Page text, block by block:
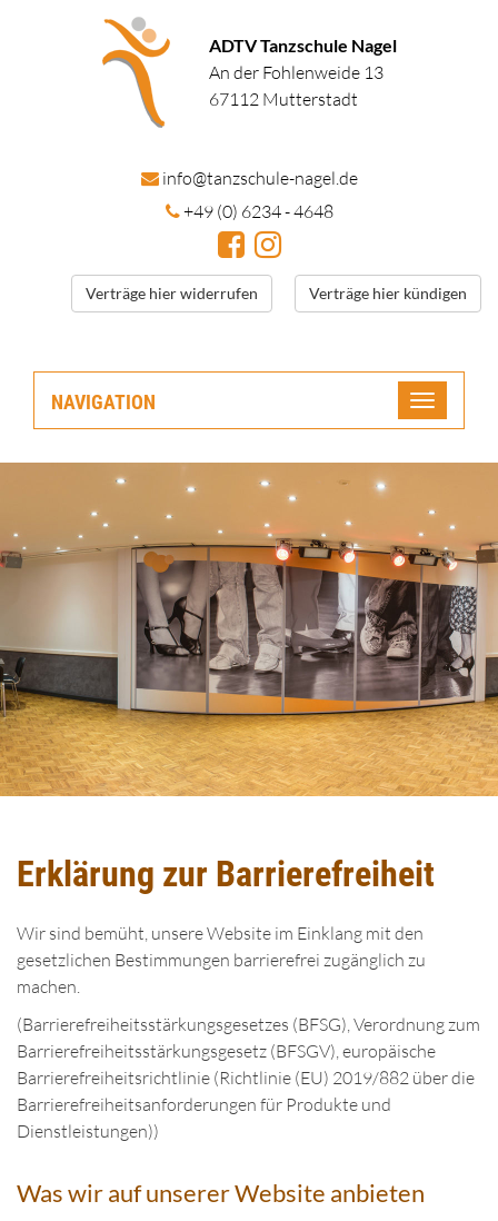
ADTV Tanzschule Nagel
An der Fohlenweide 13
67112 Mutterstadt
info@tanzschule-nagel.de
+49 (0) 6234 - 4648
Verträge hier widerrufen Verträge hier kündigen
NAVIGATION
Toggle
Erklärung zur Barrierefreiheit
Wir sind bemüht, unsere Website im Einklang mit den
gesetzlichen Bestimmungen barrierefrei zugänglich zu
machen.
(Barrierefreiheitsstärkungsgesetzes (BFSG), Verordnung zum
Barrierefreiheitsstärkungsgesetz (BFSGV), europäische
Barrierefreiheitsrichtlinie (Richtlinie (EU) 2019/882 über die
Barrierefreiheitsanforderungen für Produkte und
Dienstleistungen))
Was wir auf unserer Website anbieten